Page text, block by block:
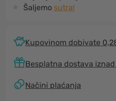
Šaljemo sutra!
Kupovinom dobivate
Besplatna dostava
Načini plaćanja